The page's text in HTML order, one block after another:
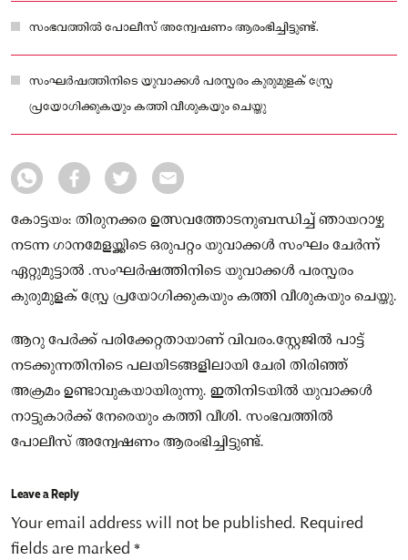
സംഭവത്തിൽ പോലീസ് അന്വേഷണം ആരംഭിച്ചിട്ടുണ്ട്.
സംഘർഷത്തിനിടെ യുവാക്കൾ പരസ്പരം കുരുമുളക് സ്പ്രേ
പ്രയോഗിക്കുകയും കത്തി വീശുകയും ചെയ്തു
കോട്ടയം: തിരുനക്കര ഉത്സവത്തോടനുബന്ധിച്ച് ഞായറാഴ്ച
നടന്ന ഗാനമേളയ്ക്കിടെ ഒരുപറ്റം യുവാക്കൾ സംഘം ചേർന്ന്
ഏറ്റുമുട്ടാൽ .സംഘർഷത്തിനിടെ യുവാക്കൾ പരസ്പരം
കുരുമുളക് സ്പ്രേ പ്രയോഗിക്കുകയും കത്തി വീശുകയും ചെയ്തു.
ആറു പേർക്ക് പരിക്കേറ്റതായാണ് വിവരം.സ്റ്റേജിൽ പാട്ട്
നടക്കുന്നതിനിടെ പലയിടങ്ങളിലായി ചേരി തിരിഞ്ഞ്
അക്രമം ഉണ്ടാവുകയായിരുന്നു. ഇതിനിടയിൽ യുവാക്കൾ
നാട്ടുകാർക്ക് നേരെയും കത്തി വീശി. സംഭവത്തിൽ
പോലീസ് അന്വേഷണം ആരംഭിച്ചിട്ടുണ്ട്.
Leave a Reply
Your email address will not be published. Required
fields are marked *